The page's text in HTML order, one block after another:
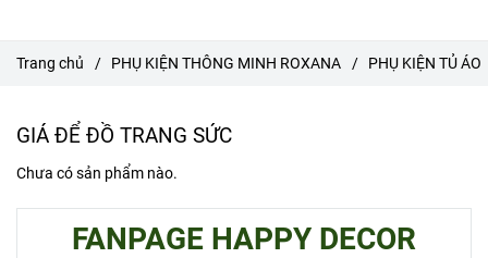
Trang chủ / PHỤ KIỆN THÔNG MINH ROXANA / PHỤ KIỆN TỦ ÁO
GIÁ ĐỂ ĐỒ TRANG SỨC
Chưa có sản phẩm nào.
FANPAGE HAPPY DECOR